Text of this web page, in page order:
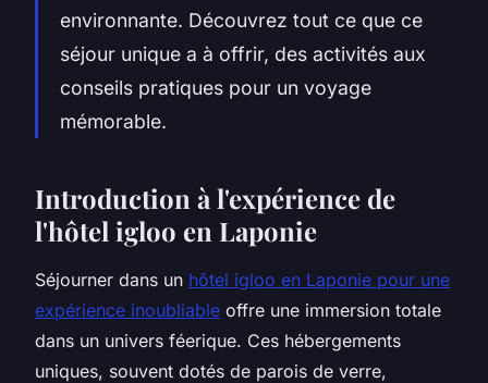
environnante. Découvrez tout ce que ce
séjour unique a à offrir, des activités aux
conseils pratiques pour un voyage
mémorable.
Introduction à l'expérience de
l'hôtel igloo en Laponie
Séjourner dans un hôtel igloo en Laponie pour une
expérience inoubliable offre une immersion totale
dans un univers féerique. Ces hébergements
uniques, souvent dotés de parois de verre,